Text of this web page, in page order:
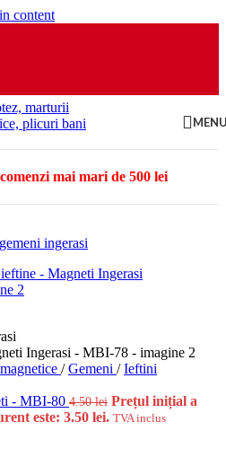
content
mai mari de 500 lei
/ Gemeni / Ieftini
- MBI-80 4.50lei Prețul inițial a
este: 3.50 lei. TVA inclus